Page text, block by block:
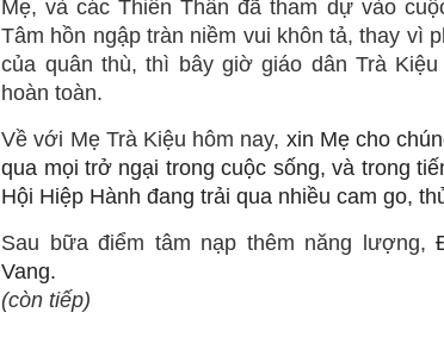
Mẹ, và các Thiên Thần đã tham dự vào
Tâm hồn ngập tràn niềm vui khôn tả, thay vì
của quân thù, thì bây giờ giáo dân Trà
hoàn toàn.
Về với Mẹ Trà Kiệu hôm nay, xin Mẹ cho
qua mọi trở ngại trong cuộc sống, và trong
Hội Hiệp Hành đang trải qua nhiều cam go,
Sau bữa điểm tâm nạp thêm năng lượng,
Vang.
(còn tiếp)